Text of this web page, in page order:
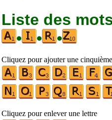
Liste des
•
• •
Cliquez pour ajouter une
Cliquez pour enlever une lettre